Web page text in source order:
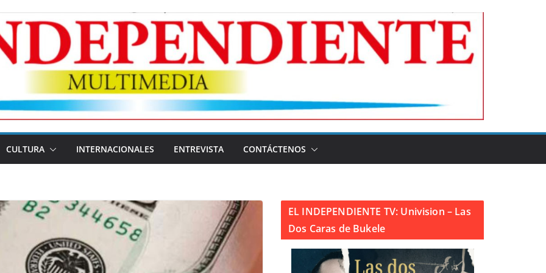
CULTURA INTERNACIONALES ENTREVISTA CONTÁCTENOS
EL INDEPENDIENTE TV: Univision – Las
Dos Caras de Bukele